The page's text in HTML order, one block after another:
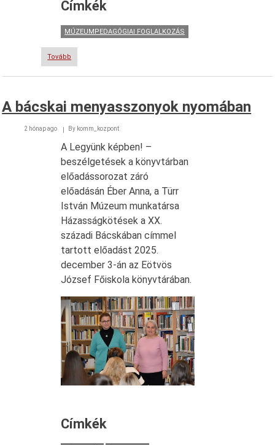
Címkék
MÚZEUMPEDAGÓGIAI FOGLALKOZÁS
Tovább
múzeumi
látogatása)
A bácskai menyasszonyok nyomában
2 hónap ago By komm_kozpont
A Legyünk képben! –
beszélgetések a könyvtárban
előadássorozat záró
előadásán Éber Anna, a Türr
István Múzeum munkatársa
Házasságkötések a XX.
századi Bácskában címmel
tartott előadást 2025.
december 3-án az Eötvös
József Főiskola könyvtárában.
Címkék